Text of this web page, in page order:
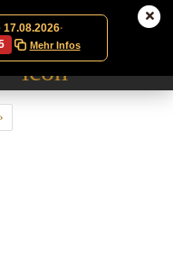
17.08.2026·
Mehr Infos